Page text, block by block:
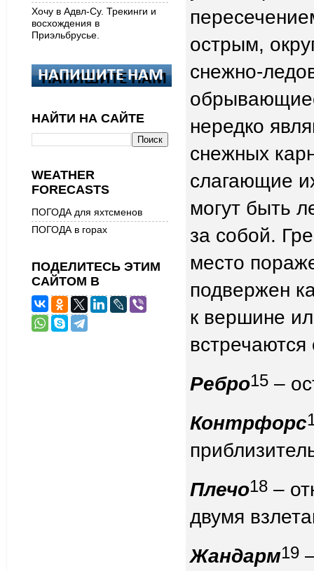
острым,
снежно-
нередко
снежных
слагающие
могут быть
за собой.
место
подвержен
к вершине
Ребро15 –
Контрфорс
Плечо18 –
двумя
Жандарм19
Хочу в Адвл-Су. Трекинги и
восхождения в
Приэльбрусье.
НАЙТИ НА САЙТЕ
WEATHER
FORECASTS
ПОГОДА для яхтсменов
ПОГОДА в горах
ПОДЕЛИТЕСЬ ЭТИМ
САЙТОМ В